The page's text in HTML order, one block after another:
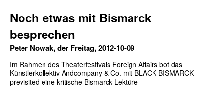
Noch etwas mit Bismarck
besprechen
Peter Nowak, der Freitag, 2012-10-09
Im Rahmen des Theaterfestivals Foreign Affairs bot das
Künstlerkollektiv Andcompany & Co. mit BLACK BISMARCK
previsited eine kritische Bismarck-Lektüre